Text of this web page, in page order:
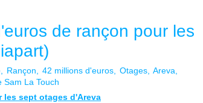
de rançon pour les
Rançon 42 millions d'euros Otages Areva
Sam La Touch
les sept otages d'Areva